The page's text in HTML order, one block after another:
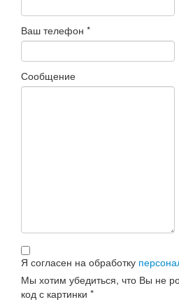
Ваш телефон *
Сообщение
Я согласен на обработку
Мы хотим убедиться, что Вы не
код с картинки *